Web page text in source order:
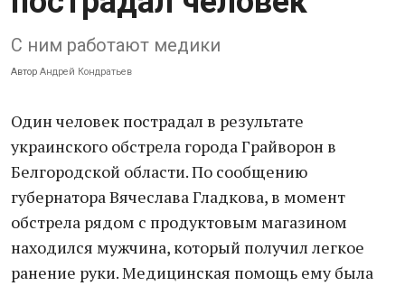
С ним работают медики
Автор Андрей Кондратьев
Один человек пострадал в результате
украинского обстрела города Грайворон в
Белгородской области. По сообщению
губернатора Вячеслава Гладкова, в момент
обстрела рядом с продуктовым магазином
находился мужчина, который получил легкое
ранение руки. Медицинская помощь ему была